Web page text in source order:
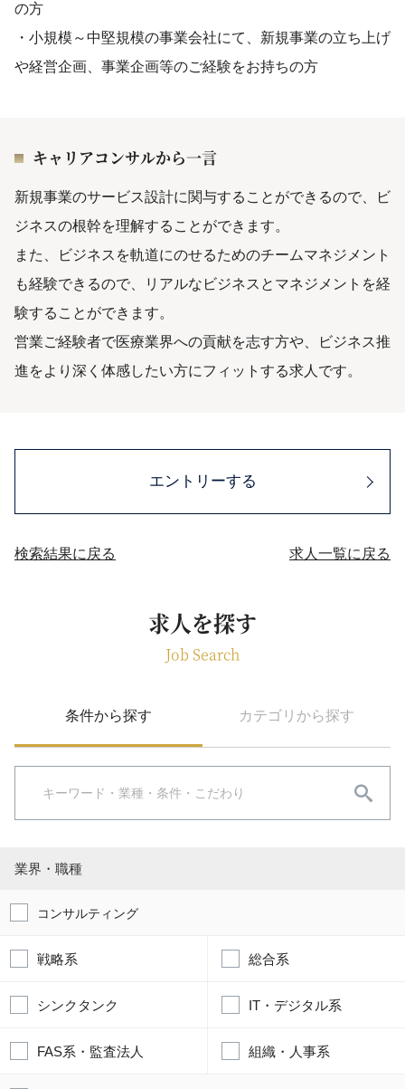
の方
・小規模～中堅規模の事業会社にて、新規事業の立ち上げ
や経営企画、事業企画等のご経験をお持ちの方
キャリアコンサルから一言
新規事業のサービス設計に関与することができるので、ビ
ジネスの根幹を理解することができます。
また、ビジネスを軌道にのせるためのチームマネジメント
も経験できるので、リアルなビジネスとマネジメントを経
験することができます。
営業ご経験者で医療業界への貢献を志す方や、ビジネス推
進をより深く体感したい方にフィットする求人です。
エントリーする
検索結果に戻る 求人一覧に戻る
求人を探す
Job Search
条件から探す カテゴリから探す
業界・職種
コンサルティング
戦略系 総合系
シンクタンク IT・デジタル系
FAS系・監査法人 組織・人事系